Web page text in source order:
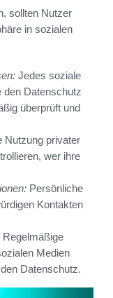
sollten Nutzer
in sozialen
Jedes soziale
den Datenschutz
überprüft und
Nutzung privater
wer ihre
Persönliche
Kontakten
Regelmäßige
Medien
Datenschutz.